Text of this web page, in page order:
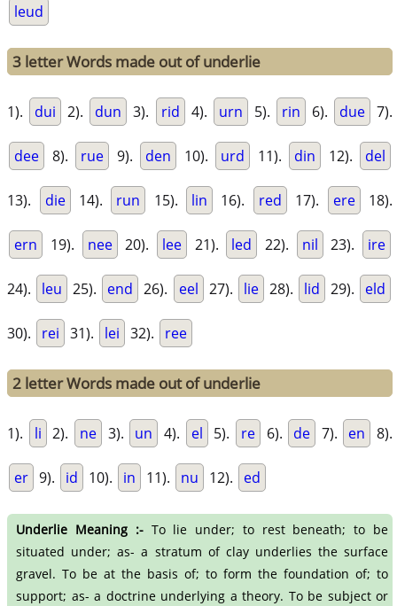
leud
3 letter Words made out of underlie
1). dui 2). dun 3). rid 4). urn 5). rin 6). due 7).
dee 8). rue 9). den 10). urd 11). din 12). del
13). die 14). run 15). lin 16). red 17). ere 18).
ern 19). nee 20). lee 21). led 22). nil 23). ire
24). leu 25). end 26). eel 27). lie 28). lid 29). eld
30). rei 31). lei 32). ree
2 letter Words made out of underlie
1). li 2). ne 3). un 4). el 5). re 6). de 7). en 8).
er 9). id 10). in 11). nu 12). ed
Underlie Meaning :-To lie under; to rest beneath; to be
situated under; as- a stratum of clay underlies the surface
gravel. To be at the basis of; to form the foundation of; to
support; as- a doctrine underlying a theory. To be subject or